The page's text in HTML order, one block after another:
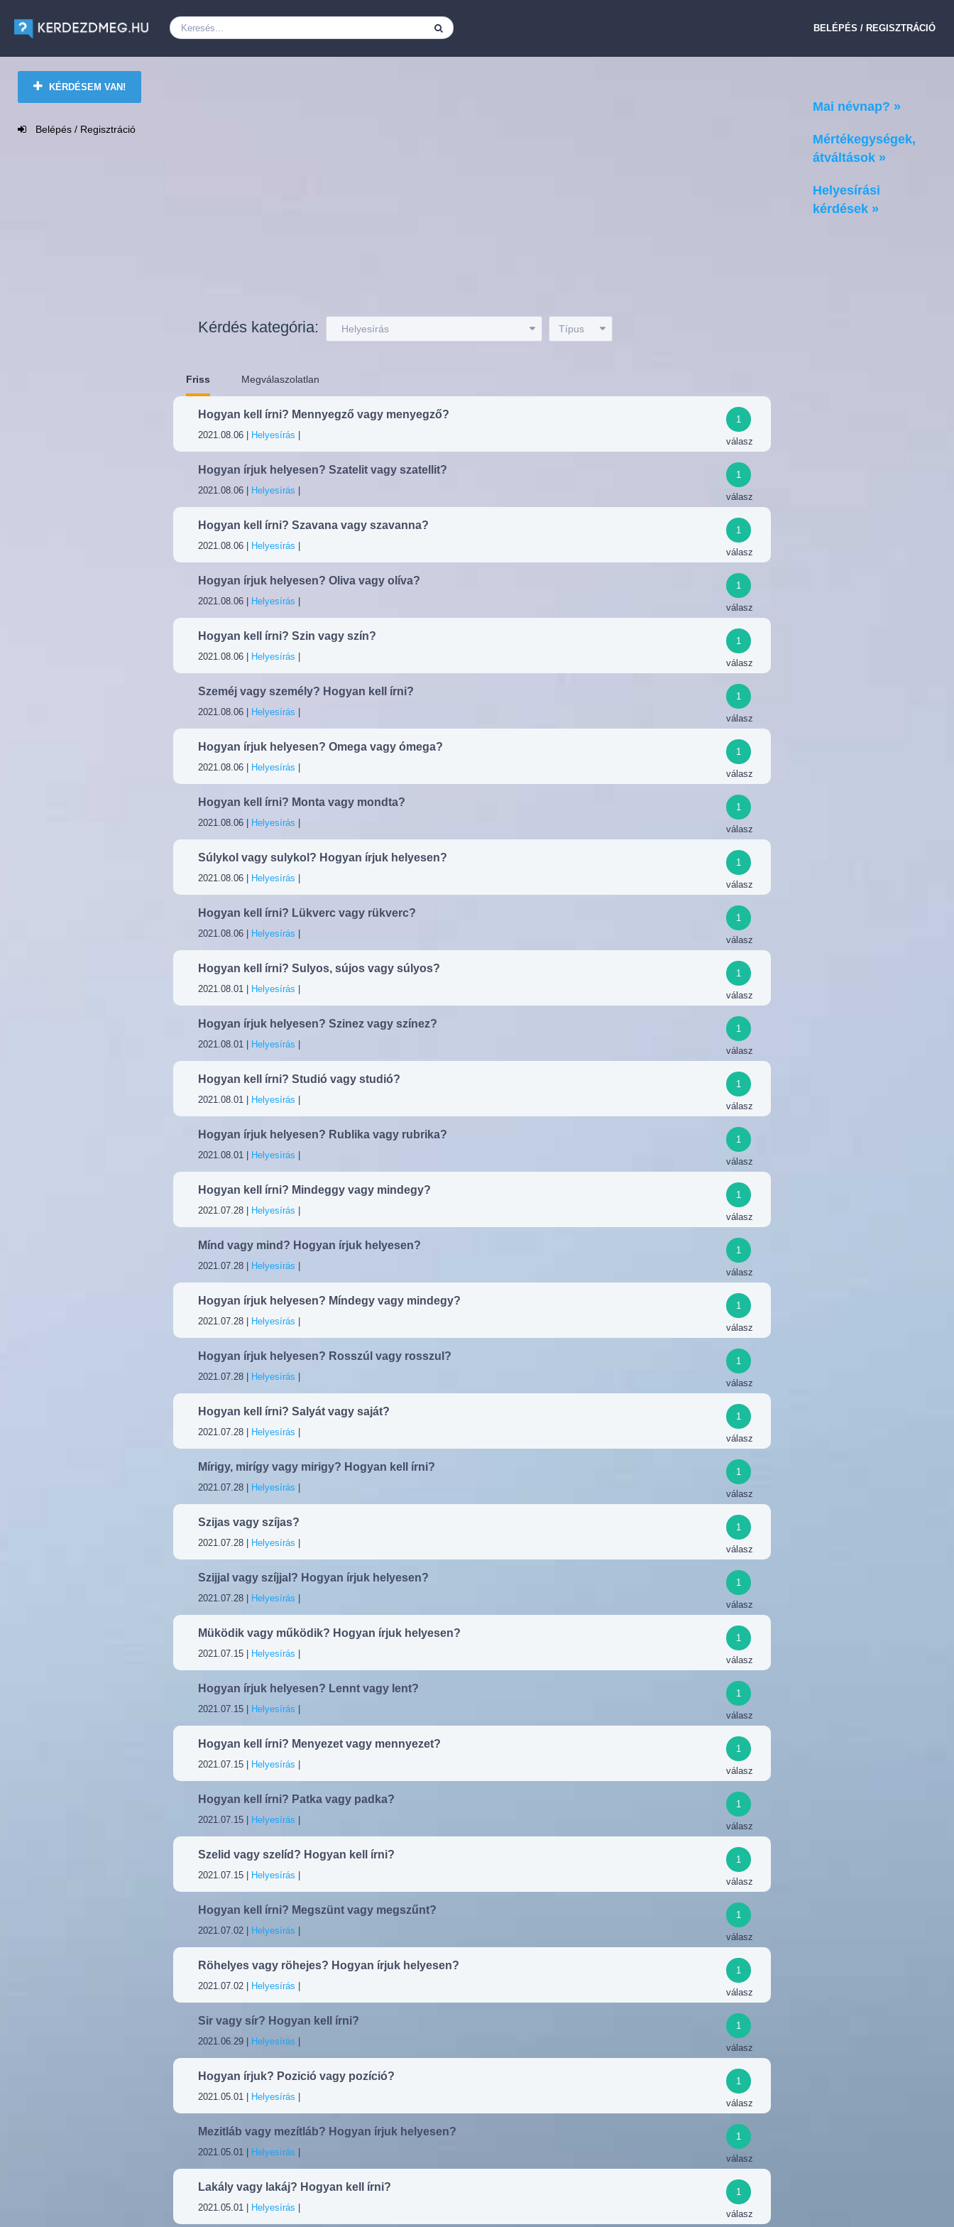
BELÉPÉS / REGISZTRÁCIÓ
KÉRDÉSEM VAN!
Belépés / Regisztráció
Kérdés kategória: Helyesírás Típus
Friss Megválaszolatlan
Hogyan kell írni? Mennyegző vagy menyegző?
2021.08.06 | Helyesírás
1
válasz
Hogyan írjuk helyesen? Szatelit vagy szatellit?
2021.08.06 | Helyesírás
1
válasz
Hogyan kell írni? Szavana vagy szavanna?
2021.08.06 | Helyesírás
1
válasz
Hogyan írjuk helyesen? Oliva vagy olíva?
2021.08.06 | Helyesírás
1
válasz
Hogyan kell írni? Szin vagy szín?
2021.08.06 | Helyesírás
1
válasz
Szeméj vagy személy? Hogyan kell írni?
2021.08.06 | Helyesírás
1
válasz
Hogyan írjuk helyesen? Omega vagy ómega?
2021.08.06 | Helyesírás
1
válasz
Hogyan kell írni? Monta vagy mondta?
2021.08.06 | Helyesírás
1
válasz
Súlykol vagy sulykol? Hogyan írjuk helyesen?
2021.08.06 | Helyesírás
1
válasz
Hogyan kell írni? Lükverc vagy rükverc?
2021.08.06 | Helyesírás
1
válasz
Hogyan kell írni? Sulyos, sújos vagy súlyos?
2021.08.01 | Helyesírás
1
válasz
Hogyan írjuk helyesen? Szinez vagy színez?
2021.08.01 | Helyesírás
1
válasz
Hogyan kell írni? Studió vagy studió?
2021.08.01 | Helyesírás
1
válasz
Hogyan írjuk helyesen? Rublika vagy rubrika?
2021.08.01 | Helyesírás
1
válasz
Hogyan kell írni? Mindeggy vagy mindegy?
2021.07.28 | Helyesírás
1
válasz
Mínd vagy mind? Hogyan írjuk helyesen?
2021.07.28 | Helyesírás
1
válasz
Hogyan írjuk helyesen? Míndegy vagy mindegy?
2021.07.28 | Helyesírás
1
válasz
Hogyan írjuk helyesen? Rosszúl vagy rosszul?
2021.07.28 | Helyesírás
1
válasz
Hogyan kell írni? Salyát vagy saját?
2021.07.28 | Helyesírás
1
válasz
Mírigy, mirígy vagy mirigy? Hogyan kell írni?
2021.07.28 | Helyesírás
1
válasz
Szijas vagy szíjas?
2021.07.28 | Helyesírás
1
válasz
Szijjal vagy szíjjal? Hogyan írjuk helyesen?
2021.07.28 | Helyesírás
1
válasz
Müködik vagy működik? Hogyan írjuk helyesen?
2021.07.15 | Helyesírás
1
válasz
Hogyan írjuk helyesen? Lennt vagy lent?
2021.07.15 | Helyesírás
1
válasz
Hogyan kell írni? Menyezet vagy mennyezet?
2021.07.15 | Helyesírás
1
válasz
Hogyan kell írni? Patka vagy padka?
2021.07.15 | Helyesírás
1
válasz
Szelid vagy szelíd? Hogyan kell írni?
2021.07.15 | Helyesírás
1
válasz
Hogyan kell írni? Megszünt vagy megszűnt?
2021.07.02 | Helyesírás
1
válasz
Röhelyes vagy röhejes? Hogyan írjuk helyesen?
2021.07.02 | Helyesírás
1
válasz
Sir vagy sír? Hogyan kell írni?
2021.06.29 | Helyesírás
1
válasz
Hogyan írjuk? Pozició vagy pozíció?
2021.05.01 | Helyesírás
1
válasz
Mezitláb vagy mezítláb? Hogyan írjuk helyesen?
2021.05.01 | Helyesírás
1
válasz
Lakály vagy lakáj? Hogyan kell írni?
2021.05.01 | Helyesírás
1
válasz
Mai névnap? »
Mértékegységek,
átváltások »
Helyesírási
kérdések »